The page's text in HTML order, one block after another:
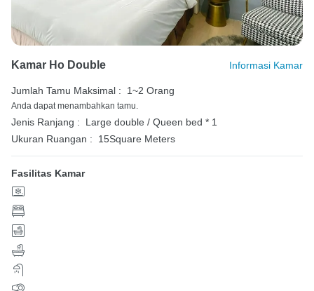
Kamar Ho Double Informasi Kamar
Jumlah Tamu Maksimal : 1~2 Orang
Anda dapat menambahkan tamu.
Jenis Ranjang :
Large double / Queen bed * 1
Ukuran Ruangan :
15Square Meters
Fasilitas Kamar